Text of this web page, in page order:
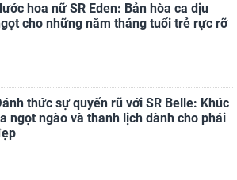
hoa nữ SR Eden: Bản hòa ca dịu
cho những năm tháng tuổi trẻ rực rỡ
thức sự quyến rũ với SR Belle: Khúc
ngọt ngào và thanh lịch dành cho phái